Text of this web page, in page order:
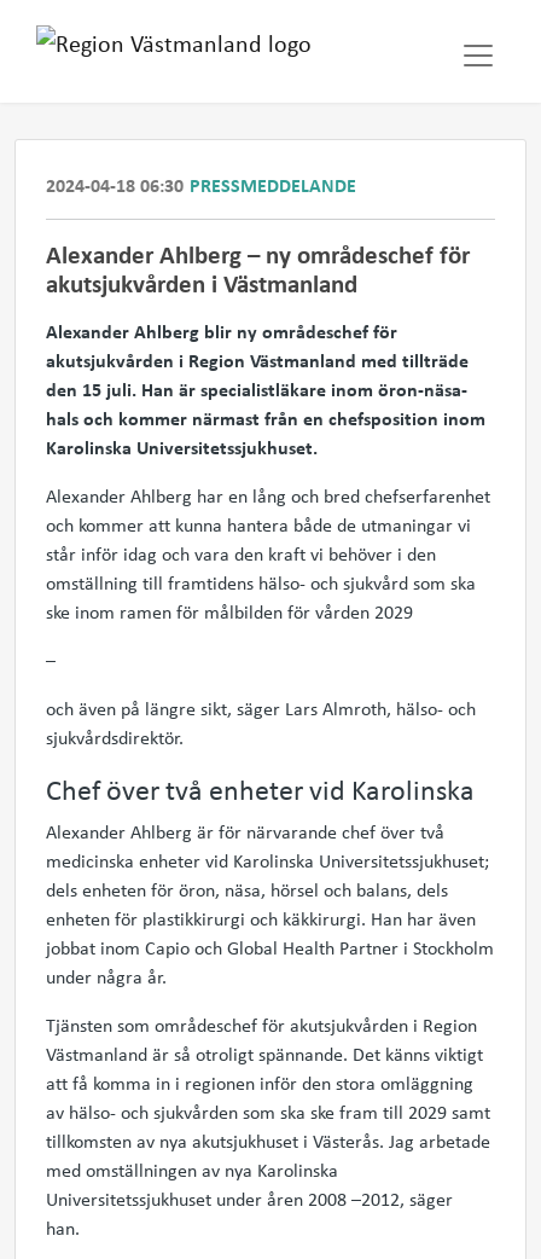
2024-04-18 06:30 PRESSMEDDELANDE
Alexander Ahlberg – ny områdeschef för
akutsjukvården i Västmanland
Alexander Ahlberg blir ny områdeschef för
akutsjukvården i Region Västmanland med tillträde
den 15 juli. Han är specialistläkare inom öron-näsa-
hals och kommer närmast från en chefsposition inom
Karolinska Universitetssjukhuset.
Alexander Ahlberg har en lång och bred chefserfarenhet
och kommer att kunna hantera bådede utmaningar vi
står inför idag ochvara den kraft vi behöver i den
omställning till framtidens hälso- och sjukvårdsom ska
ske inom ramen för målbilden för vården 2029
–
och även på längre sikt, säger Lars Almroth, hälso- och
sjukvårdsdirektör.
Chef över två enheter vid Karolinska
Alexander Ahlberg är för närvarande chef över två
medicinska enheter vid Karolinska Universitetssjukhuset;
dels enheten för öron, näsa, hörsel och balans, dels
enheten för plastikkirurgi och käkkirurgi. Han har även
jobbat inom Capio ochGlobal Health Partner i Stockholm
under några år.
Tjänsten som områdeschef för akutsjukvården i Region
Västmanland är så otroligt spännande. Det känns viktigt
att få komma in i regionen inför den stora omläggning
av hälso- och sjukvården som ska ske fram till 2029 samt
tillkomsten av nya akutsjukhuset i Västerås. Jag arbetade
med omställningen av nya Karolinska
Universitetssjukhuset under åren 2008 –2012, säger
han.